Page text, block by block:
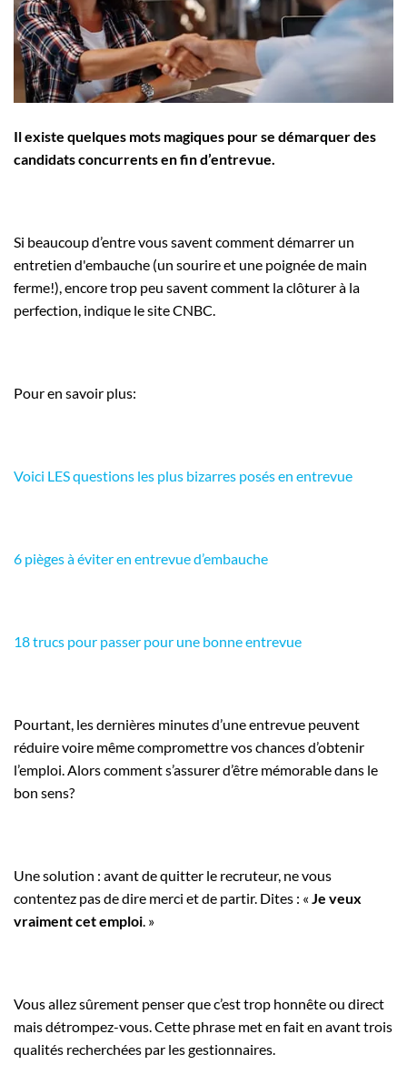
Employeurs
Publiez une offre d'emploi
Il existe quelques mots magiques pour se démarquer des
candidats concurrents en fin d’entrevue.
Si beaucoup d’entre vous savent commentdémarrer un
entretien d'embauche (un sourire et une poignée de main
ferme!), encore trop peu savent comment la clôturer à la
perfection, indique le site CNBC.
Pour en savoir plus:
Voici LES questions les plus bizarres posés en entrevue
6 pièges à éviter en entrevue d’embauche
18 trucs pour passer pour une bonne entrevue
Pourtant, les dernières minutes d’une entrevue peuvent
réduire voire même compromettre vos chances d’obtenir
l’emploi. Alors comment s’assurer d’être mémorable dans le
bon sens?
Une solution : avant de quitter le recruteur, ne vous
contentez pas de dire merci et de partir. Dites : « Je veux
vraiment cet emploi. »
Vous allez sûrement penser que c’est trop honnête ou direct
mais détrompez-vous. Cette phrase met en fait en avant trois
qualités recherchées par les gestionnaires.